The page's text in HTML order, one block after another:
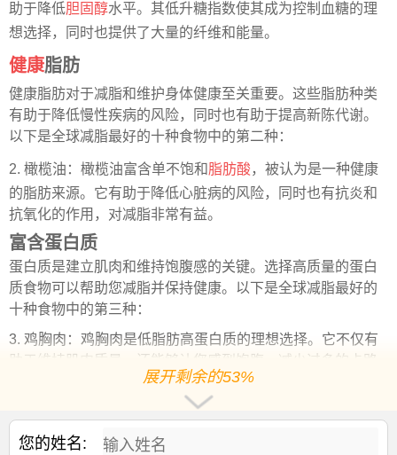
助于降低胆固醇水平。其低升糖指数使其成为控制血糖的理
想选择，同时也提供了大量的纤维和能量。
健康脂肪
健康脂肪对于减脂和维护身体健康至关重要。这些脂肪种类
有助于降低慢性疾病的风险，同时也有助于提高新陈代谢。
以下是全球减脂最好的十种食物中的第二种：
2. 橄榄油：橄榄油富含单不饱和脂肪酸 ，被认为是一种健康
的脂肪来源。它有助于降低心脏病的风险，同时也有抗炎和
抗氧化的作用，对减脂非常有益。
富含蛋白质
蛋白质是建立肌肉和维持饱腹感的关键。选择高质量的蛋白
质食物可以帮助您减脂并保持健康。以下是全球减脂最好的
十种食物中的第三种：
3. 鸡胸肉：鸡胸肉是低脂肪高蛋白质的理想选择。它不仅有
富含纤维的蔬菜
蔬菜是减脂饮食中不可或缺的一部分，特别是富含纤维的蔬
展开剩余的53%
您的姓名: